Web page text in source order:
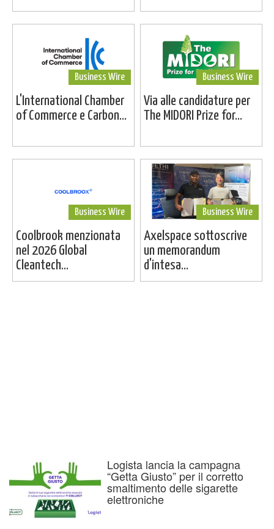
Business Wire
L'International Chamber
of Commerce e Carbon...
Business Wire
Via alle candidature per
The MIDORI Prize for...
Business Wire
Coolbrook menzionata
nel 2026 Global
Cleantech...
Business Wire
Axelspace sottoscrive
un memorandum
d'intesa...
Logista lancia la campagna
“Getta Giusto” per il corretto
smaltimento delle sigarette
elettroniche